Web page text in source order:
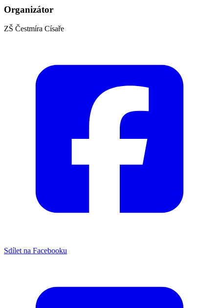
Organizátor
ZŠ Čestmíra Císaře
Sdílet na Facebooku